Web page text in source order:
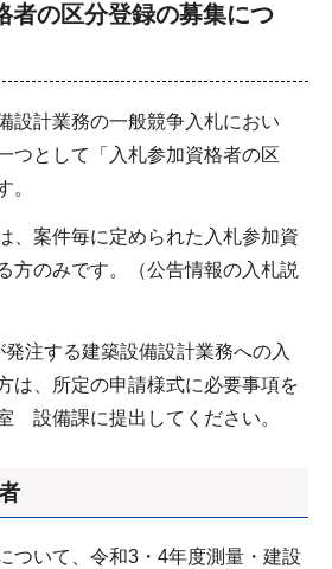
者の区分登録の募集につ
設計業務の一般競争入札におい
つとして「入札参加資格者の区
。
、案件毎に定められた入札参加資
方のみです。（公告情報の入札説
注する建築設備設計業務への入
は、所定の申請様式に必要事項を
設備課に提出してください。
ついて、令和3・4年度測量・建設